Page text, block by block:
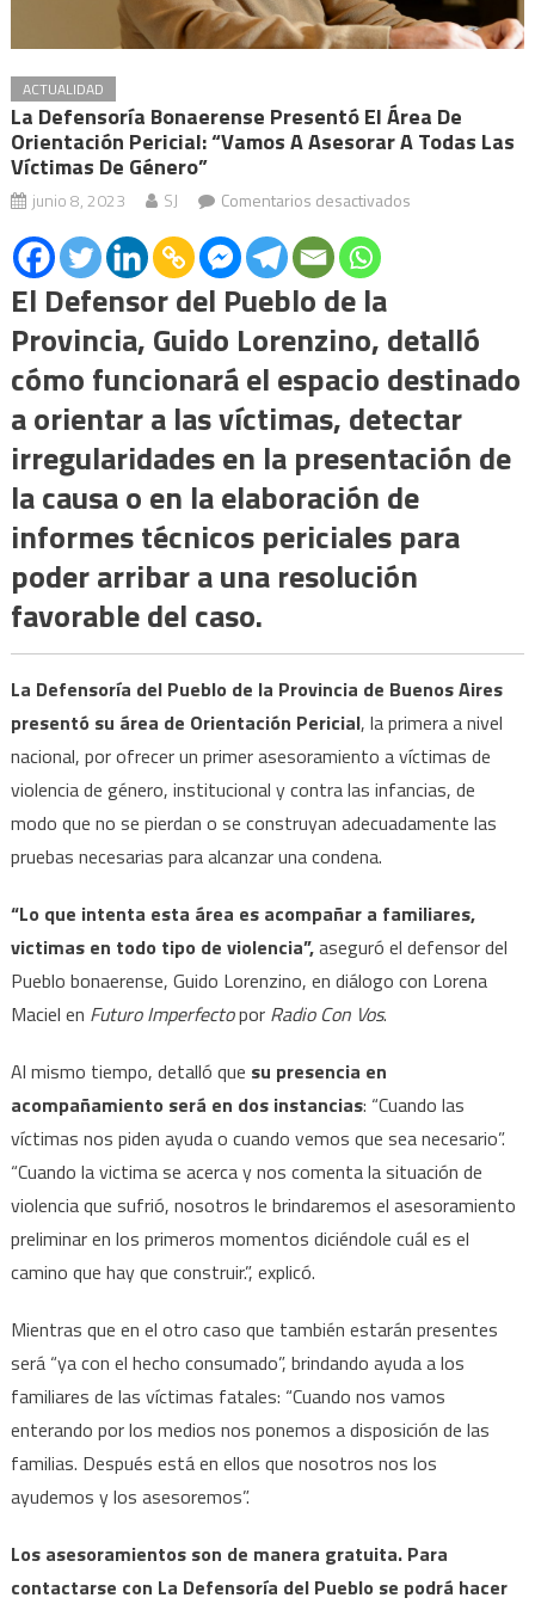
ACTUALIDAD
La Defensoría Bonaerense Presentó El Área De
Orientación Pericial: “Vamos A Asesorar A Todas Las
Víctimas De Género”
junio 8, 2023 SJ Comentarios desactivadosen
el
área
de
Orientación
Pericial:
“Vamos
a
a
género”
El Defensor del Pueblo de la
Provincia, Guido Lorenzino, detalló
cómo funcionará el espacio destinado
a orientar a las víctimas, detectar
irregularidades en la presentación de
la causa o en la elaboración de
informes técnicos periciales para
poder arribar a una resolución
favorable del caso.
La Defensoría del Pueblo de la Provincia de Buenos Aires
presentó su área de Orientación Pericial, la primera a nivel
nacional, por ofrecer un primer asesoramiento a víctimas de
violencia de género, institucional y contra las infancias, de
modo que no se pierdan o se construyan adecuadamente las
pruebas necesarias para alcanzar una condena.
“Lo que intenta esta área es acompañar a familiares,
victimas en todo tipo de violencia”,aseguró el defensor del
Pueblo bonaerense, Guido Lorenzino, en diálogo con Lorena
Maciel en Futuro ImperfectoporRadio Con Vos.
Al mismo tiempo, detalló que su presencia en
acompañamiento será en dos instancias: “Cuando las
víctimas nos piden ayuda o cuando vemos que sea necesario”.
“Cuando la victima se acerca y nos comenta la situación de
violencia que sufrió, nosotros le brindaremos el asesoramiento
preliminar en los primeros momentos diciéndole cuál es el
camino que hay que construir.”, explicó.
Mientras que en el otro caso que también estarán presentes
será “ya con el hecho consumado”, brindando ayuda a los
familiares de las víctimas fatales: “Cuando nos vamos
enterando por los medios nos ponemos a disposición de las
familias. Después está en ellos que nosotros nos los
ayudemos y los asesoremos”.
Los asesoramientos son de manera gratuita. Para
contactarse con La Defensoría del Pueblo se podrá hacer